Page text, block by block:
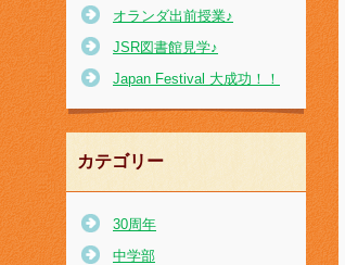
オランダ出前授業♪
JSR図書館見学♪
Japan Festival 大成功！！
カテゴリー
30周年
中学部